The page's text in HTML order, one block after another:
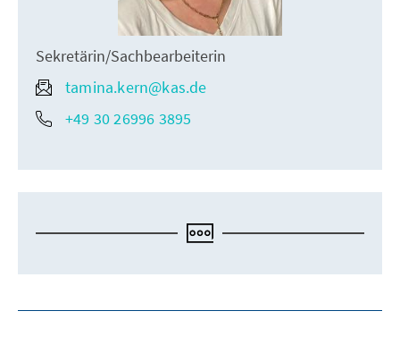
Sekretärin/Sachbearbeiterin
tamina.kern@kas.de
+49 30 26996 3895